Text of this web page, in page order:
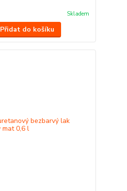
Skladem
Přidat do košíku